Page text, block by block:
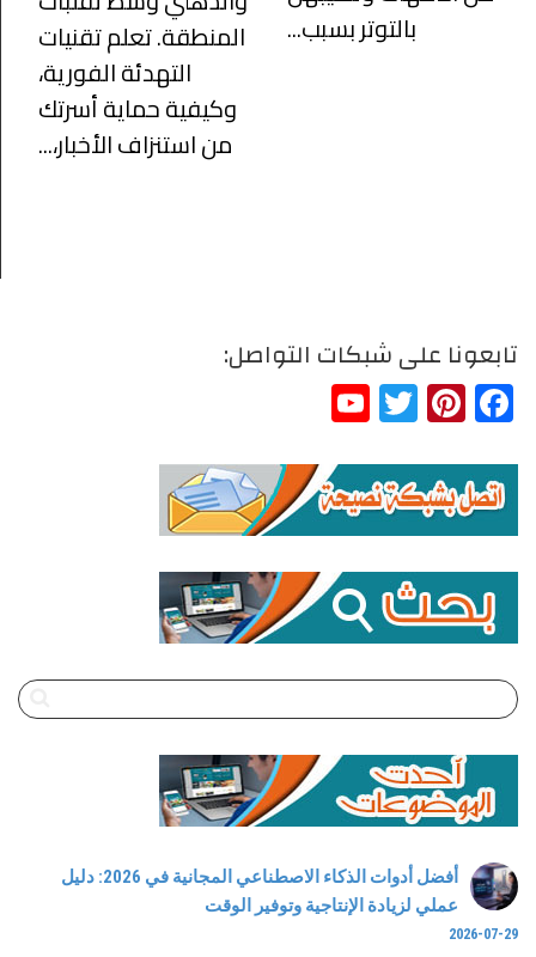
المنطقة. تعلم تقنيات
التهدئة الفورية،
وكيفية حماية أسرتك
من استنزاف الأخبار،...
بالتوتر بسبب...
تابعونا على شبكات التواصل:
Facebook
Pinterest
Twitter
أفضل أدوات الذكاء الاصطناعي المجانية في 2026: دليل
عملي لزيادة الإنتاجية وتوفير الوقت
2026-07-29